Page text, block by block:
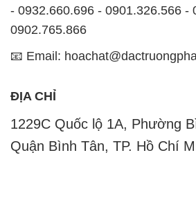
ĐỊA CHỈ
1229C Quốc lộ 1A, Phường
Quận Bình Tân, TP. Hồ Chí
CÔNG TY XNK TM SX HÓA
PHÁT